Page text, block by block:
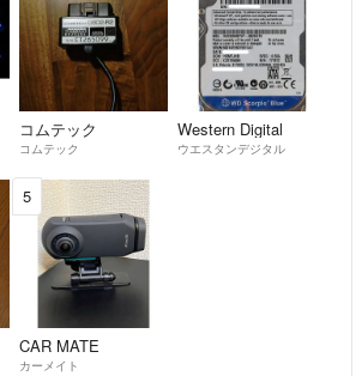
コムテック
コムテック
Western Digital
ウエスタンデジタル
5
CAR MATE
カーメイト